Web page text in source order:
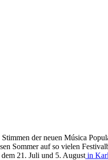
Stimmen der neuen Música
Sommer auf so vielen
21. Juli und 5. August in